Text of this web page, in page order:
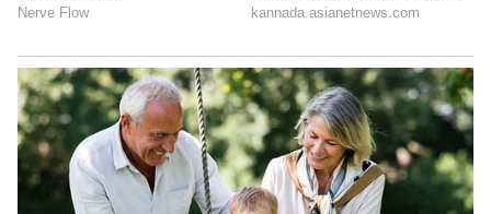
ABOUT THE AUTHOR
SH Sushma Hegde
ಸುವರ್ಣ ನ್ಯೂಸ್ ಸುದ್ದಿ ಮಾಧ್ಯಮದ ಡಿಜಿಟಲ್ ವಿಭಾಗದಲ್ಲಿ ಕಳೆದ